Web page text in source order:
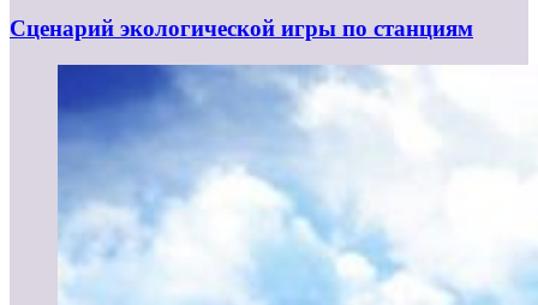
Сценарий экологической игры по станциям